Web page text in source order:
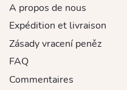
A propos de nous
Expédition et livraison
Zásady vracení peněz
FAQ
Commentaires